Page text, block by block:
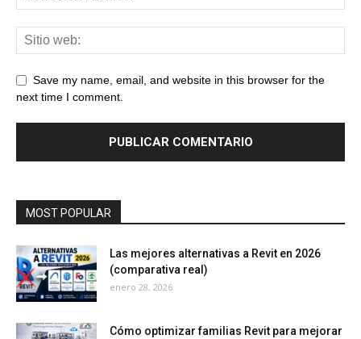
Save my name, email, and website in this browser for the
next time I comment.
MOST POPULAR
Las mejores alternativas a Revit en 2026
(comparativa real)
enero 28, 2026
Cómo optimizar familias Revit para mejorar